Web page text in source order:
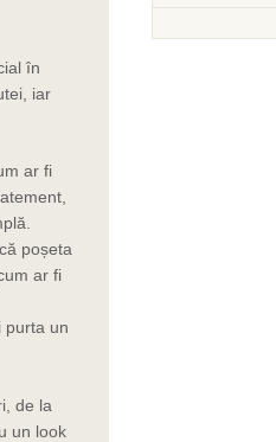
în
iar
ar fi
poșeta
ar fi
purta un
de la
un look